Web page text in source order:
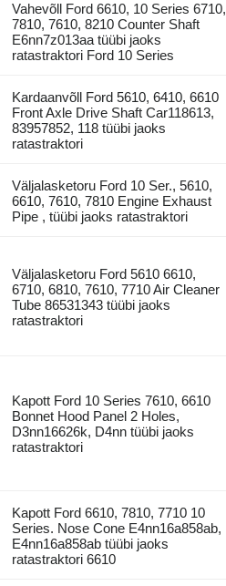
Vahevõll Ford 6610, 10 Series 6710,
7810, 7610, 8210 Counter Shaft
E6nn7z013aa tüübi jaoks
ratastraktori Ford 10 Series
Kardaanvõll Ford 5610, 6410, 6610
Front Axle Drive Shaft Car118613,
83957852, 118 tüübi jaoks
ratastraktori
Väljalasketoru Ford 10 Ser., 5610,
6610, 7610, 7810 Engine Exhaust
Pipe , tüübi jaoks ratastraktori
Väljalasketoru Ford 5610 6610,
6710, 6810, 7610, 7710 Air Cleaner
Tube 86531343 tüübi jaoks
ratastraktori
Kapott Ford 10 Series 7610, 6610
Bonnet Hood Panel 2 Holes,
D3nn16626k, D4nn tüübi jaoks
ratastraktori
Kapott Ford 6610, 7810, 7710 10
Series. Nose Cone E4nn16a858ab,
E4nn16a858ab tüübi jaoks
ratastraktori 6610